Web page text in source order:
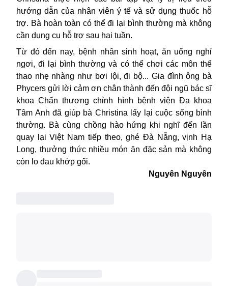
hướng dẫn của nhân viên ý tế và sử dụng thuốc hỗ
trợ. Bà hoàn toàn có thể đi lại bình thường mà không
cần dụng cụ hỗ trợ sau hai tuần.
Từ đó đến nay, bệnh nhân sinh hoạt, ăn uống nghỉ
ngơi, đi lại bình thường và có thể chơi các môn thể
thao nhẹ nhàng như bơi lội, đi bộ... Gia đình ông bà
Phycers gửi lời cảm ơn chân thành đến đội ngũ bác sĩ
khoa Chấn thương chỉnh hình bệnh viện Đa khoa
Tâm Anh đã giúp bà Christina lấy lại cuộc sống bình
thường. Bà cùng chồng hào hứng khi nghĩ đến lần
quay lại Việt Nam tiếp theo, ghé Đà Nẵng, vịnh Hạ
Long, thưởng thức nhiều món ăn đặc sản mà không
còn lo đau khớp gối.
Nguyên Nguyên